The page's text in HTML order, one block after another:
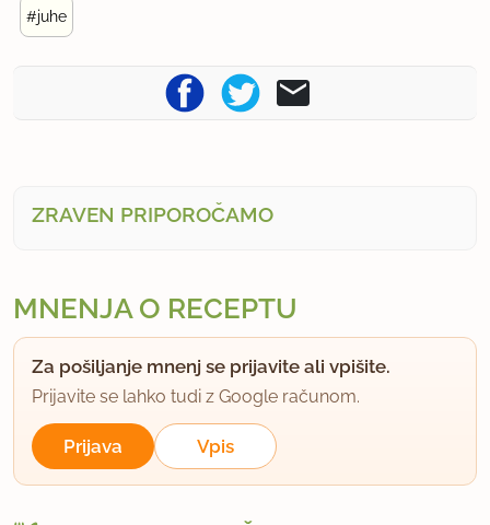
#juhe
ZRAVEN PRIPOROČAMO
MNENJA O RECEPTU
Za pošiljanje mnenj se prijavite ali vpišite.
Prijavite se lahko tudi z Google računom.
Prijava Vpis